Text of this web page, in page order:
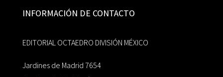
INFORMACIÓN DE CONTACTO
EDITORIAL OCTAEDRO DIVISIÓN MÉXICO
Jardines de Madrid 7654